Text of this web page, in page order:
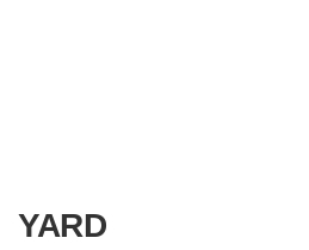
YARD